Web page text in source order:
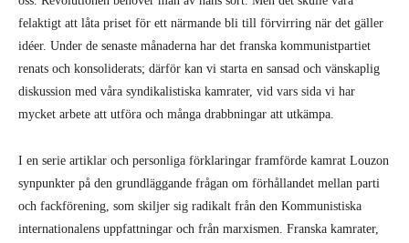
felaktigt att låta priset för ett närmande bli till förvirring när det gäller
idéer. Under de senaste månaderna har det franska kommunistpartiet
renats och konsoliderats; därför kan vi starta en sansad och vänskaplig
diskussion med våra syndikalistiska kamrater, vid vars sida vi har
mycket arbete att utföra och många drabbningar att utkämpa.
I en serie artiklar och personliga förklaringar framförde kamrat Louzon
synpunkter på den grundläggande frågan om förhållandet mellan parti
och fackförening, som skiljer sig radikalt från den Kommunistiska
internationalens uppfattningar och från marxismen. Franska kam­rater,